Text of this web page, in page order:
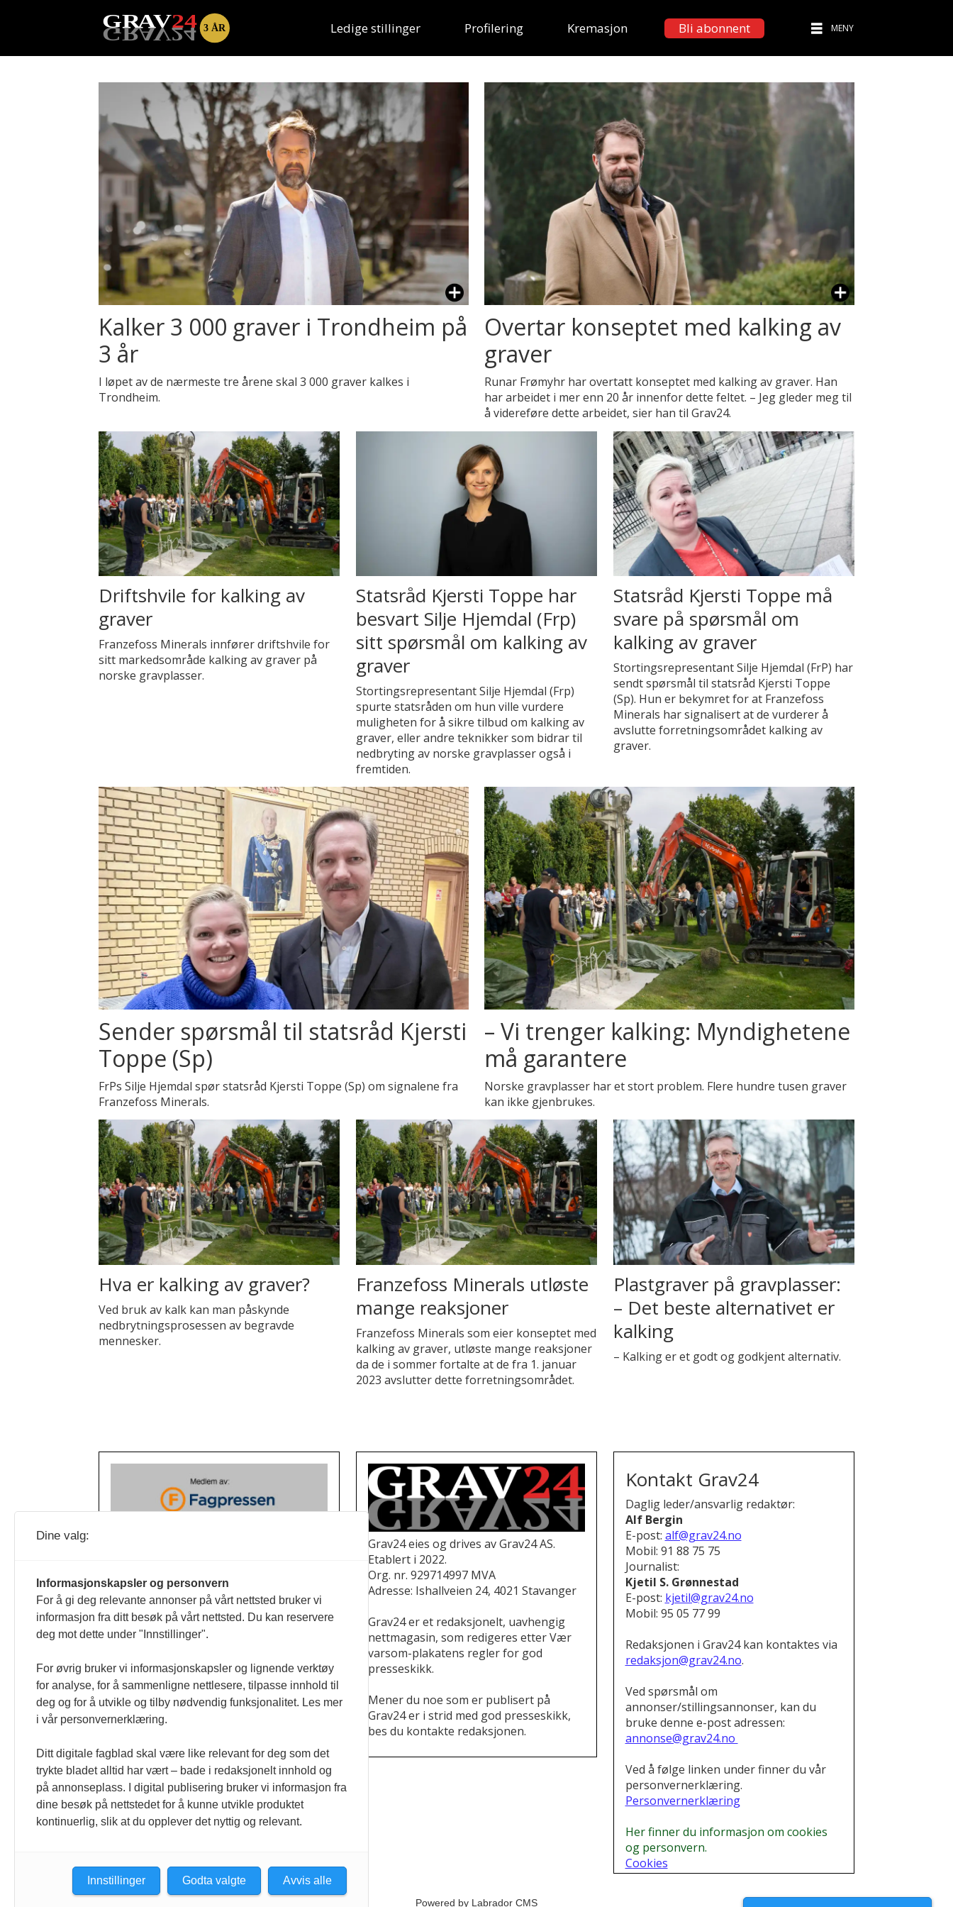
Ledige stillinger Profilering Kremasjon Bli abonnent
Kalker 3 000 graver i Trondheim på
3 år
I løpet av de nærmeste tre årene skal 3 000 graver kalkes i
Trondheim.
Overtar konseptet med kalking av
graver
Runar Frømyhr har overtatt konseptet med kalking av graver. Han
har arbeidet i mer enn 20 år innenfor dette feltet. – Jeg gleder meg til
å videreføre dette arbeidet, sier han til Grav24.
Driftshvile for kalking av
graver
Franzefoss Minerals innfører driftshvile for
sitt markedsområde kalking av graver på
norske gravplasser.
Statsråd Kjersti Toppe har
besvart Silje Hjemdal (Frp)
sitt spørsmål om kalking av
graver
Stortingsrepresentant Silje Hjemdal (Frp)
spurte statsråden om hun ville vurdere
muligheten for å sikre tilbud om kalking av
graver, eller andre teknikker som bidrar til
nedbryting av norske gravplasser også i
fremtiden.
Statsråd Kjersti Toppe må
svare på spørsmål om
kalking av graver
Stortingsrepresentant Silje Hjemdal (FrP) har
sendt spørsmål til statsråd Kjersti Toppe
(Sp). Hun er bekymret for at Franzefoss
Minerals har signalisert at de vurderer å
avslutte forretningsområdet kalking av
graver.
Sender spørsmål til statsråd Kjersti
Toppe (Sp)
FrPs Silje Hjemdal spør statsråd Kjersti Toppe (Sp) om signalene fra
Franzefoss Minerals.
– Vi trenger kalking: Myndighetene
må garantere
Norske gravplasser har et stort problem. Flere hundre tusen graver
kan ikke gjenbrukes.
Hva er kalking av graver?
Ved bruk av kalk kan man påskynde
nedbrytningsprosessen av begravde
mennesker.
Franzefoss Minerals utløste
mange reaksjoner
Franzefoss Minerals som eier konseptet med
kalking av graver, utløste mange reaksjoner
da de i sommer fortalte at de fra 1. januar
2023 avslutter dette forretningsområdet.
Plastgraver på gravplasser:
– Det beste alternativet er
kalking
– Kalking er et godt og godkjent alternativ.
Grav24 eies og drives av Grav24 AS.
Etablert i 2022.
Org. nr. 929714997 MVA
Adresse: Ishallveien 24, 4021 Stavanger
Grav24 er et redaksjonelt, uavhengig
nettmagasin, som redigeres etter Vær
varsom-plakatens regler for god
presseskikk.
Mener du noe som er publisert på
Grav24 er i strid med god presseskikk,
bes du kontakte redaksjonen.
Kontakt Grav24
Daglig leder/ansvarlig redaktør:
Alf Bergin
E-post: alf@grav24.no
Mobil: 91 88 75 75
Journalist:
Kjetil S. Grønnestad
E-post: kjetil@grav24.no
Mobil: 95 05 77 99
Redaksjonen i Grav24 kan kontaktes via
redaksjon@grav24.no.
Ved spørsmål om
annonser/stillingsannonser, kan du
bruke denne e-post adressen:
annonse@grav24.no
Ved å følge linken under finner du vår
personvernerklæring.
Personvernerklæring
Her finner du informasjon om cookies
og personvern.
Cookies
Powered by Labrador CMS
Dine valg:
Informasjonskapsler og personvern
For å gi deg relevante annonser på vårt nettsted bruker vi
informasjon fra ditt besøk på vårt nettsted. Du kan reservere
deg mot dette under "Innstillinger".
For øvrig bruker vi informasjonskapsler og lignende verktøy
for analyse, for å sammenligne nettlesere, tilpasse innhold til
deg og for å utvikle og tilby nødvendig funksjonalitet. Les mer
i vår personvernerklæring.
Ditt digitale fagblad skal være like relevant for deg som det
trykte bladet alltid har vært – bade i redaksjonelt innhold og
på annonseplass. I digital publisering bruker vi informasjon fra
dine besøk på nettstedet for å kunne utvikle produktet
kontinuerlig, slik at du opplever det nyttig og relevant.
Avvis alle
Godta valgte
Innstillinger